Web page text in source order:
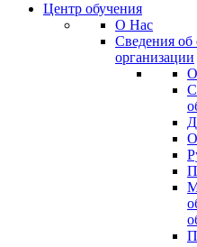
Центр обучения
О Нас
Сведения об
организации